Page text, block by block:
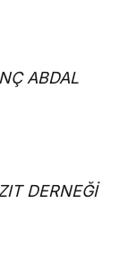
ABDAL
DERNEĞİ